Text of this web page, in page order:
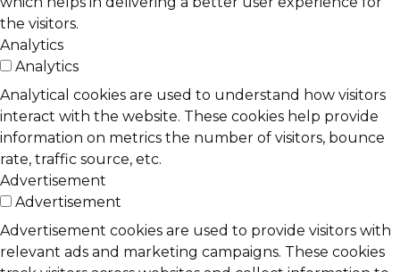
the visitors.
Analytics
Analytics
Analytical cookies are used to understand how visitors
interact with the website. These cookies help provide
information on metrics the number of visitors, bounce
rate, traffic source, etc.
Advertisement
Advertisement
Advertisement cookies are used to provide visitors with
relevant ads and marketing campaigns. These cookies